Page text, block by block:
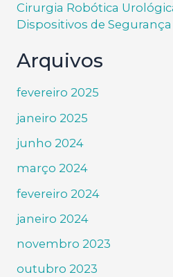
Cirurgia Robótica
Dispositivos de
Arquivos
fevereiro 2025
janeiro 2025
junho 2024
março 2024
fevereiro 2024
janeiro 2024
novembro 2023
outubro 2023